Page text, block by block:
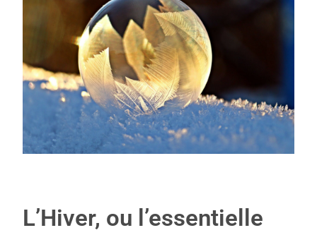
L’Hiver, ou l’essentielle